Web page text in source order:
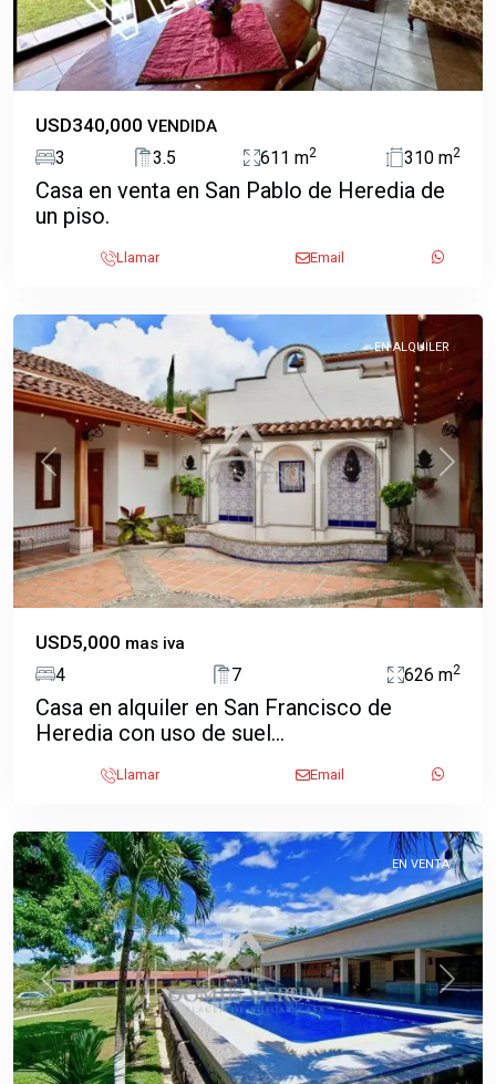
USD340,000 VENDIDA
3 3.5 611 m2 310 m2
Casa en venta en San Pablo de Heredia de
un piso.
Llamar Email
Francisco,
Previous Next
EN ALQUILER
USD5,000 mas iva
4 7 626 m2
Casa en alquiler en San Francisco de
Heredia con uso de suel...
Llamar Email
Coyol,
Previous Next
EN VENTA